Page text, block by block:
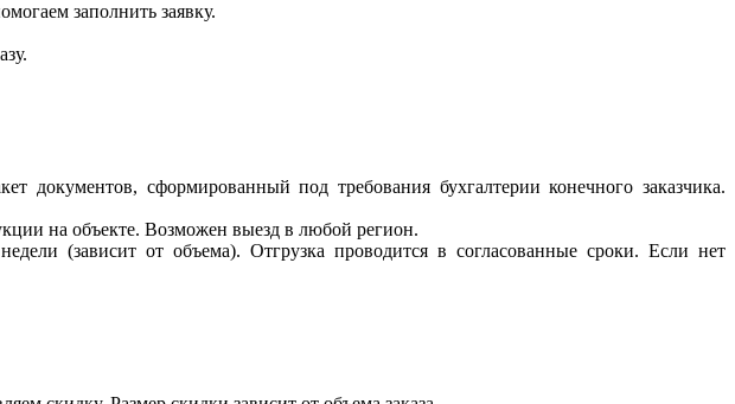
заполнить заявку.
документов, сформированный под требования бухгалтерии конечного заказчика.
на объекте. Возможен выезд в любой регион.
(зависит от объема). Отгрузка проводится в согласованные сроки. Если нет